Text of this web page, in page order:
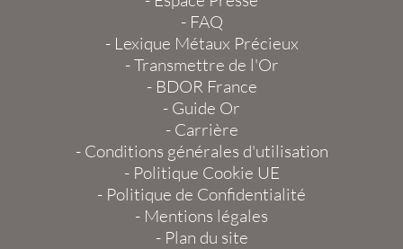
- FAQ
- Lexique Métaux Précieux
-Transmettre de l'Or
- BDOR France
- Guide Or
- Carrière
- Conditions générales d'utilisation
- Politique Cookie UE
- Politique de Confidentialité
- Mentions légales
- Plan du site